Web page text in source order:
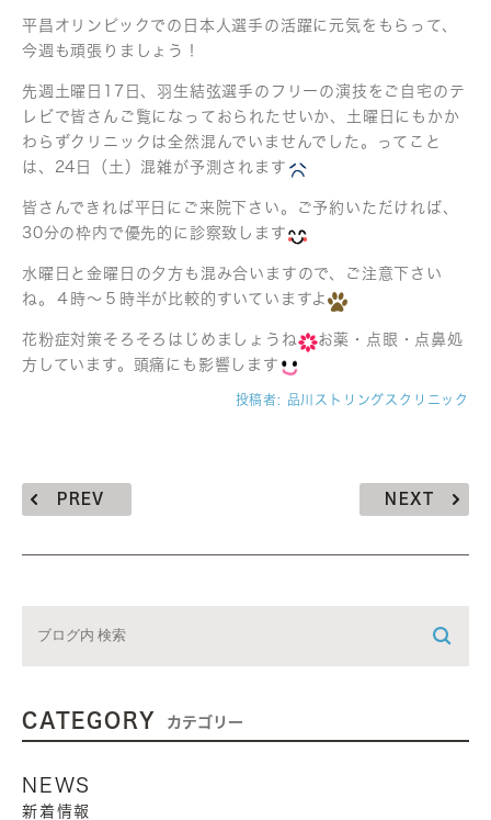
平昌オリンピックでの日本人選手の活躍に元気をもらって、
今週も頑張りましょう！
先週土曜日17日、羽生結弦選手のフリーの演技をご自宅のテ
レビで皆さんご覧になっておられたせいか、土曜日にもかか
わらずクリニックは全然混んでいませんでした。ってこと
は、24日（土）混雑が予測されます
皆さんできれば平日にご来院下さい。ご予約いただければ、
30分の枠内で優先的に診察致します
水曜日と金曜日の夕方も混み合いますので、ご注意下さい
ね。４時〜５時半が比較的すいていますよ
花粉症対策そろそろはじめましょうね
お薬・点眼・点鼻処
方しています。頭痛にも影響します
投稿者: 品川ストリングスクリニック
PREV NEXT
CATEGORY カテゴリー
NEWS
新着情報